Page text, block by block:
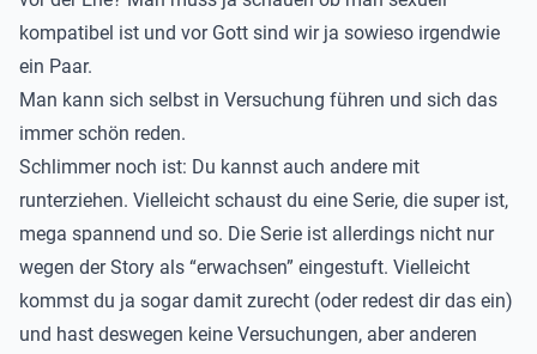
kompatibel ist und vor Gott sind wir ja sowieso irgendwie
ein Paar.
Man kann sich selbst in Versuchung führen und sich das
immer schön reden.
Schlimmer noch ist: Du kannst auch andere mit
runterziehen. Vielleicht schaust du eine Serie, die super ist,
mega spannend und so. Die Serie ist allerdings nicht nur
wegen der Story als “erwachsen” eingestuft. Vielleicht
kommst du ja sogar damit zurecht (oder redest dir das ein)
und hast deswegen keine Versuchungen, aber anderen